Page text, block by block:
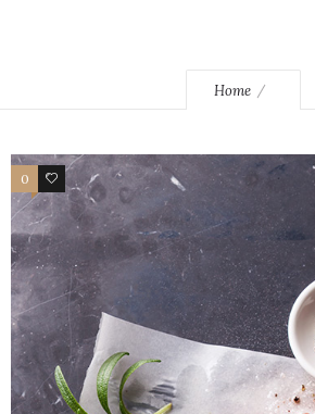
Home
0 0